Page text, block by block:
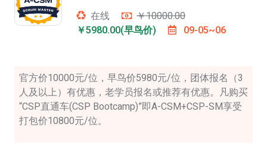
在线
￥10000.00
￥5980.00(早鸟价)
09-05~06
官方价10000元/位，早鸟价5980元/位，团体报名（3
人及以上）有优惠，老学员报名或推荐有优惠。凡购买
“CSP直通车(CSP Bootcamp)”即A-CSM+CSP-SM享受
打包价10800元/位。